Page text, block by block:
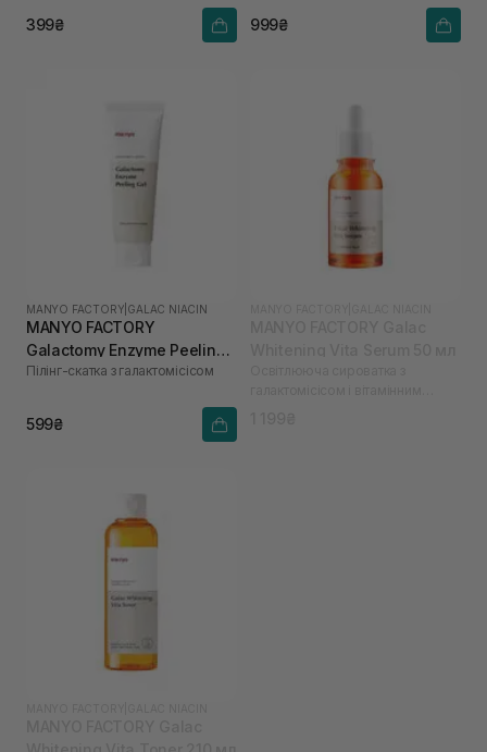
399₴ 999₴
MANYO FACTORY GALAC NIACIN
MANYO FACTORY
Galactomy Enzyme Peeling
Gel 75 мл
Пілінг-скатка з галактомісісом
599₴